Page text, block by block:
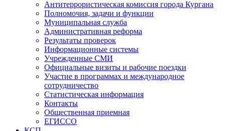
Антитеррористическая комиссия города Кургана
Полномочия, задачи и функции
Муниципальная служба
Административная реформа
Результаты проверок
Информационные системы
Учрежденные СМИ
Официальные визиты и рабочие поездки
Участие в программах и международное
сотрудничество
Статистическая информация
Контакты
Общественная приемная
ЕГИССО